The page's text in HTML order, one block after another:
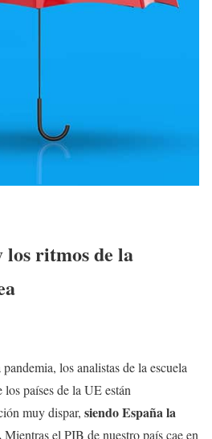
los ritmos de la
los analistas de la escuela
países de la UE están
muy dispar, siendo España la
Mientras el PIB de nuestro país cae en